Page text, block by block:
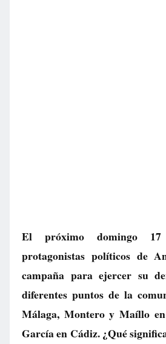
El próximo domingo
protagonistas políticos de
campaña para ejercer su
diferentes puntos de la
Málaga, Montero y Maíllo
García en Cádiz. ¿Qué